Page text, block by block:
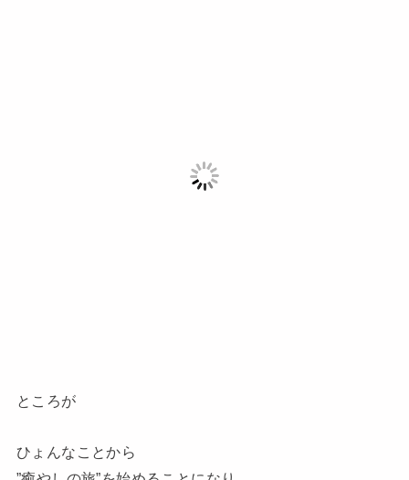
ところが
ひょんなことから